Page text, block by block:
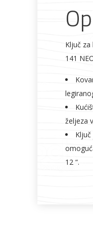
Ključ
141
željeza
12 “.